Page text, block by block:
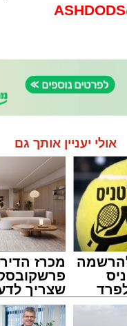
אולי יעניין אותך גם
מכרז
שצריך
שמגישים
באשדוד